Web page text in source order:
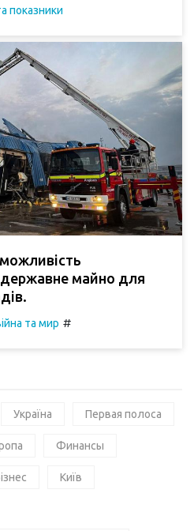
показники
майно для
та мир #
Україна Первая полоса
Финансы
Київ